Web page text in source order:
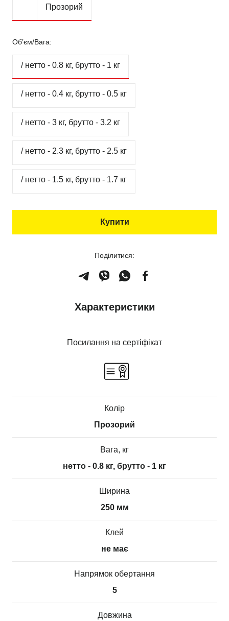
Прозорий
Об’єм/Вага:
/ нетто - 0.8 кг, брутто - 1 кг
/ нетто - 0.4 кг, брутто - 0.5 кг
/ нетто - 3 кг, брутто - 3.2 кг
/ нетто - 2.3 кг, брутто - 2.5 кг
/ нетто - 1.5 кг, брутто - 1.7 кг
Купити
Поділитися:
Характеристики
Посилання на сертіфікат
Колір
Прозорий
Вага, кг
нетто - 0.8 кг, брутто - 1 кг
Ширина
250 мм
Клей
не має
Напрямок обертання
5
Довжина